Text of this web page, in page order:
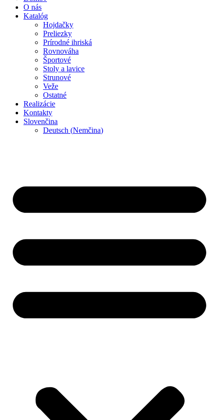
O nás
Katalóg
Hojdačky
Preliezky
Prírodné ihriská
Rovnováha
Športové
Stoly a lavice
Strunové
Veže
Ostatné
Realizácie
Kontakty
Slovenčina
Deutsch (Nemčina)